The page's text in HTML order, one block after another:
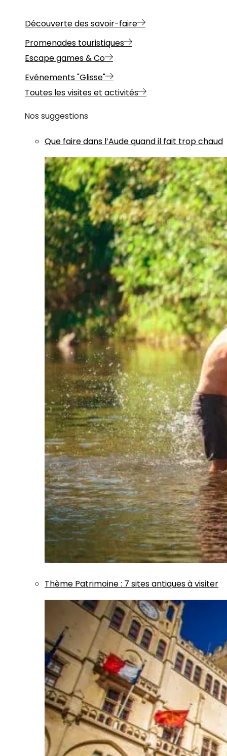
Découverte des savoir-faire
Promenades touristiques
Escape games & Co
Evénements "Glisse"
Toutes les visites et activités
Nos suggestions
Que faire dans l’Aude quand il fait trop chaud
Thème Patrimoine: 7 sites antiques à visiter